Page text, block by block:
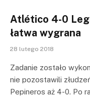
Atlético 4-0
łatwa wygrana
28 lutego 2018
Zadanie zostało
nie pozostawili
Pepineros aż 4-0. Po